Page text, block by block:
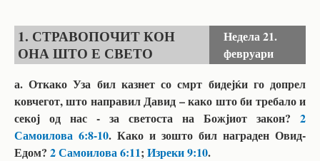
1. СТРАВОПОЧИТ КОН
ОНА ШТО Е СВЕТО
Недела21.
февруари
а. Откако Уза бил казнет со смрт бидејќи го допрел
ковчегот, што направил Давид – како што би требало и
секој од нас - за светоста на Божјиот закон? 2
Самоилова 6:8-10. Како и зошто бил награден Овид-
Едом? 2 Самоилова 6:11;Изреки 9:10.